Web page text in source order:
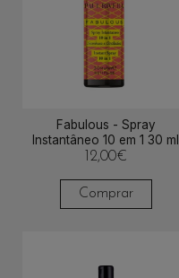
Fabulous - Spray
Instantâneo 10 em 1 30 ml
12,00€
Comprar